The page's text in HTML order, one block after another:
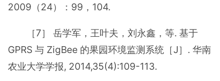
2009（24）：99，104.
［7］ 岳学军，王叶夫，刘永鑫，等. 基于
GPRS 与 ZigBee 的果园环境监测系统［J］. 华南
农业大学学报, 2014,35(4):109-113.